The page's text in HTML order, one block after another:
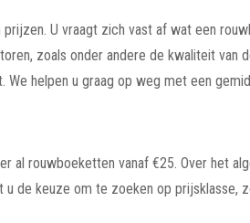
U vraagt zich vast af wat een
zoals onder andere de kwaliteit van
helpen u graag op weg met een
al rouwboeketten vanaf €25. Over het
de keuze om te zoeken op prijsklasse,